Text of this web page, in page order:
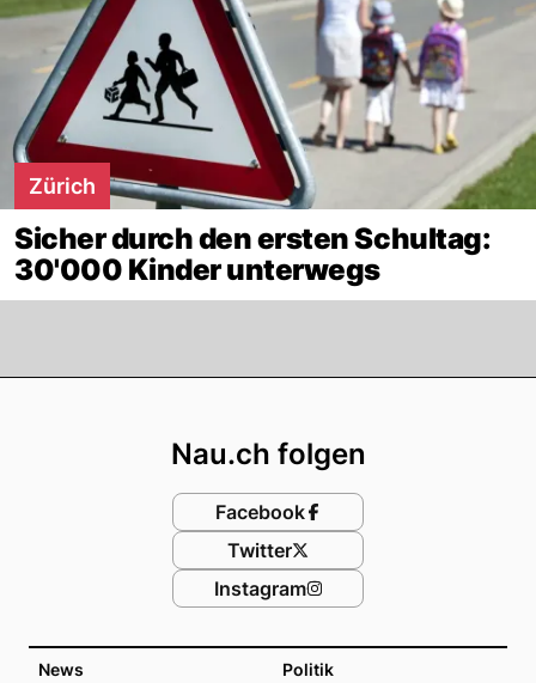
Zürich
Sicher durch den ersten Schultag:
30'000 Kinder unterwegs
News Politik
Nau.ch folgen
Facebook
Twitter
Instagram